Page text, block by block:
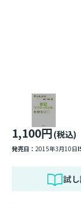
1,100円(税込)
発売日： 2015年3月10日
試